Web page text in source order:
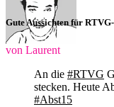
Gute Aussichten für
von Laurent
An die #RTVG
stecken. Heute
#Abst15